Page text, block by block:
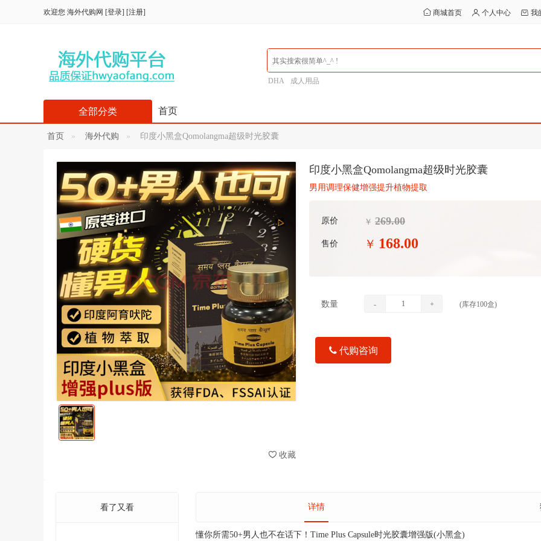
欢迎您 海外代购网 [登录] [注册] 商城首页 个人中心 我
DHA 成人用品
首页
全部分类
首页 海外代购 印度小黑盒Qomolangma超级时光胶囊
收藏
印度小黑盒Qomolangma超级时光胶囊
男用调理保健增强提升植物提取
原价 ￥ 269.00
售价 ￥ 168.00
数量 - + (库存100盒)
代购咨询
看了又看 详情
懂你所需50+男人也不在话下！Time Plus Capsule时光胶囊增强版(小黑盒)